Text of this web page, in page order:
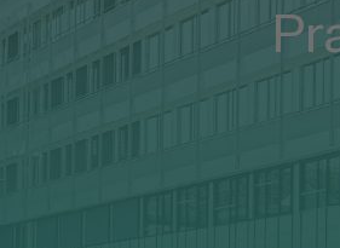
FOM Campus in